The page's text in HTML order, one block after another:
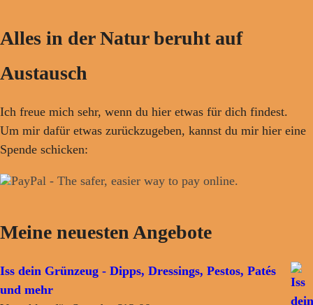
Alles in der Natur beruht auf
Austausch
Ich freue mich sehr, wenn du hier etwas für dich findest.
Um mir dafür etwas zurückzugeben, kannst du mir hier eine
Spende schicken:
Meine neuesten Angebote
Iss dein Grünzeug - Dipps, Dressings, Pestos, Patés
und mehr